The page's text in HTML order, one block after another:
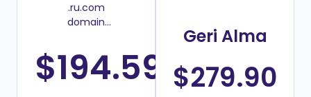
.ru.com
domain
fiyatı
$194.59 /Yıl
Geri Alma
$279.90